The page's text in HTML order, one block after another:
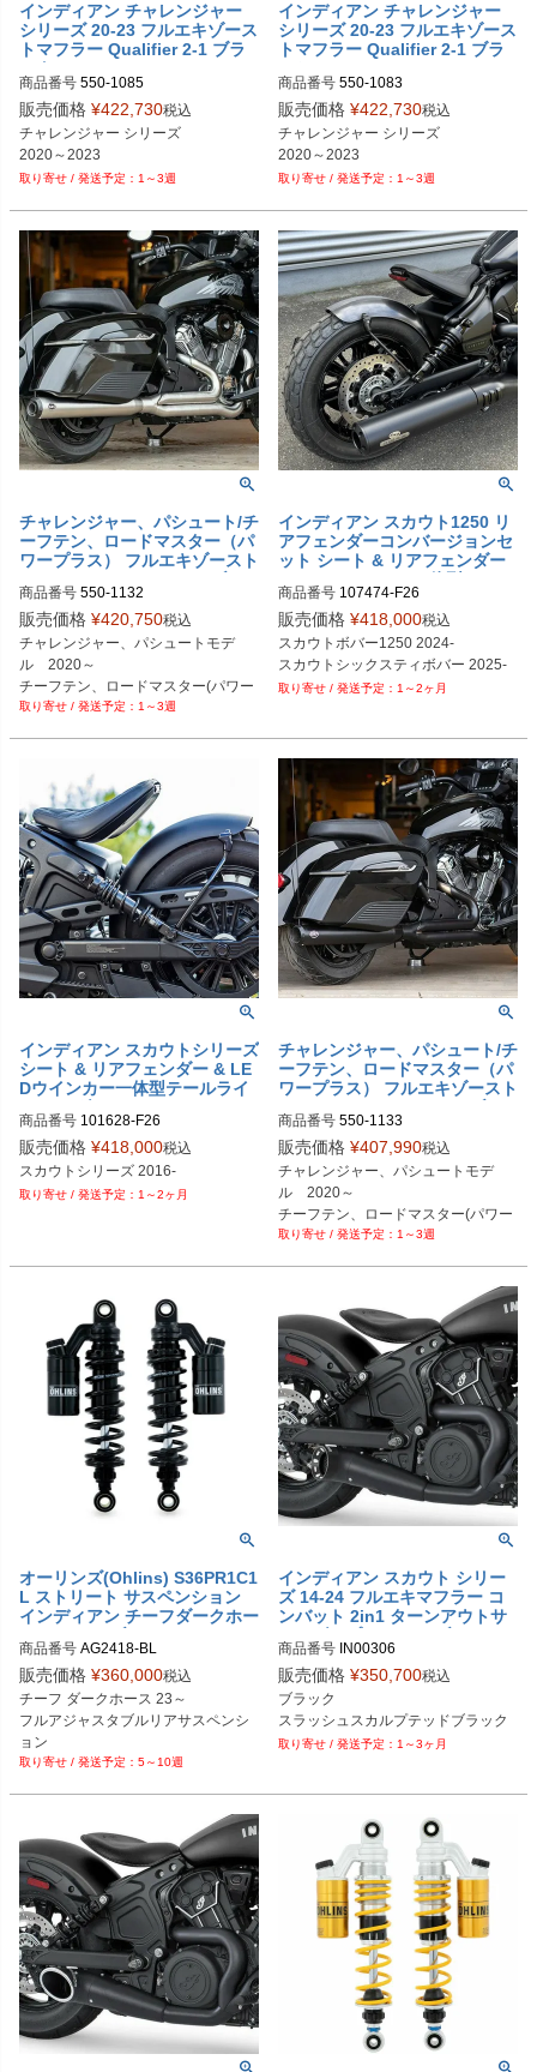
インディアン チャレンジャー
シリーズ 20-23 フルエキゾース
トマフラー Qualifier 2-1 ブラ
ック S&S
商品番号 550-1085
販売価格 ¥422,730税込
チャレンジャー シリーズ
2020～2023
1～3週
インディアン チャレンジャー
シリーズ 20-23 フルエキゾース
トマフラー Qualifier 2-1 ブラ
商品番号 550-1083
販売価格 ¥422,730税込
チャレンジャー シリーズ
2020～2023
1～3週
チャレンジャー、パシュート/チ
ーフテン、ロードマスター（パ
ワープラス） フルエキゾースト
ッシュ S&S
商品番号 550-1132
販売価格 ¥420,750税込
チャレンジャー、パシュートモデ
ル　2020～
チーフテン、ロードマスター(パワー
プラス)　2025～
1～3週
インディアン スカウト1250 リ
アフェンダーコンバージョンセ
ット シート & リアフェンダー
ライト ワンダーカインド
商品番号 107474-F26
販売価格 ¥418,000税込
スカウトボバー1250 2024-
スカウトシックスティボバー 2025-
1～2ヶ月
インディアン スカウトシリーズ
シート & リアフェンダー & LE
Dウインカー一体型テールライ
商品番号 101628-F26
旧型番：106756-F26
販売価格 ¥418,000税込
スカウトシリーズ 2016-
1～2ヶ月
チャレンジャー、パシュート/チ
ーフテン、ロードマスター（パ
ワープラス） フルエキゾースト
ック S&S
商品番号 550-1133
販売価格 ¥407,990税込
チャレンジャー、パシュートモデ
ル　2020～
チーフテン、ロードマスター(パワー
プラス)　2025～
1～3週
オーリンズ(Ohlins) S36PR1C1
L ストリート サスペンション
インディアン チーフダークホー
商品番号 AG2418-BL
S36PR1C1L
販売価格 ¥360,000税込
チーフ ダークホース 23～
フルアジャスタブルリアサスペンシ
ョン
ブラックライン
5～10週
インディアン スカウト シリー
ズ 14-24 フルエキマフラー コ
ンバット 2in1 ターンアウトサ
ストレート フリーダムパフォー
マンス
商品番号 IN00306
消音バッフル：AC00222
販売価格 ¥350,700税込
ブラック
スラッシュスカルプテッドブラック
1～3ヶ月